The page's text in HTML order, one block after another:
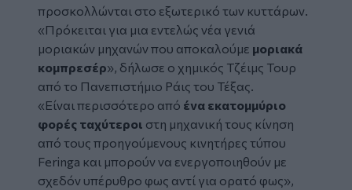
προσκολλώνται στο εξωτερικό των κυττάρων.
«Πρόκειται για μια εντελώς νέα γενιά
μοριακών μηχανών που αποκαλούμε μοριακά
κομπρεσέρ», δήλωσε ο χημικός Τζέιμς Τουρ
από το Πανεπιστήμιο Ράις του Τέξας.
«Είναι περισσότερο από ένα εκατομμύριο
φορές ταχύτεροι στη μηχανική τους κίνηση
από τους προηγούμενους κινητήρες τύπου
Feringa και μπορούν να ενεργοποιηθούν με
σχεδόν υπέρυθρο φως αντί για ορατό φως»,